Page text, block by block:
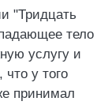
"Тридцать
тело
услугу и
у того
принимал